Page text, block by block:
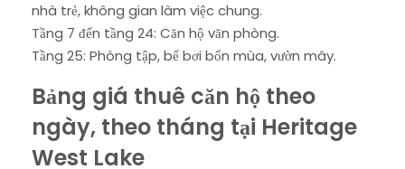
nhà trẻ, không gian làm việc chung.
Tầng 7 đến tầng 24: Căn hộ văn phòng.
Tầng 25: Phòng tập, bể bơi bốn mùa, vườn mây.
Bảng giá thuê căn hộ theo
ngày, theo tháng tại Heritage
West Lake